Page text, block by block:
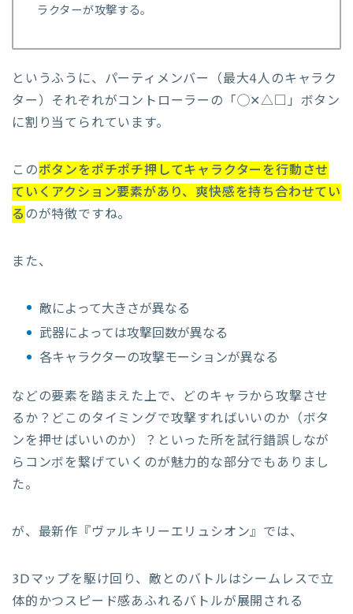
ラクターが攻撃する。
というふうに、パーティメンバー（最大4人のキャラク
ター）それぞれがコントローラーの「◯✕△□」ボタン
に割り当てられています。
このボタンをポチポチ押してキャラクターを行動させ
ていくアクション要素があり、爽快感を持ち合わせてい
る のが特徴ですね。
また、
敵によって大きさが異なる
武器によっては攻撃回数が異なる
各キャラクターの攻撃モーションが異なる
などの要素を踏まえた上で、どのキャラから攻撃させ
るか？どこのタイミングで攻撃すればいいのか（ボタ
ンを押せばいいのか）？といった所を試行錯誤しなが
らコンボを繋げていくのが魅力的な部分でもありまし
た。
が、最新作『ヴァルキリーエリュシオン』では、
3Dマップを駆け回り、敵とのバトルはシームレスで立
体的かつスピード感あふれるバトルが展開される